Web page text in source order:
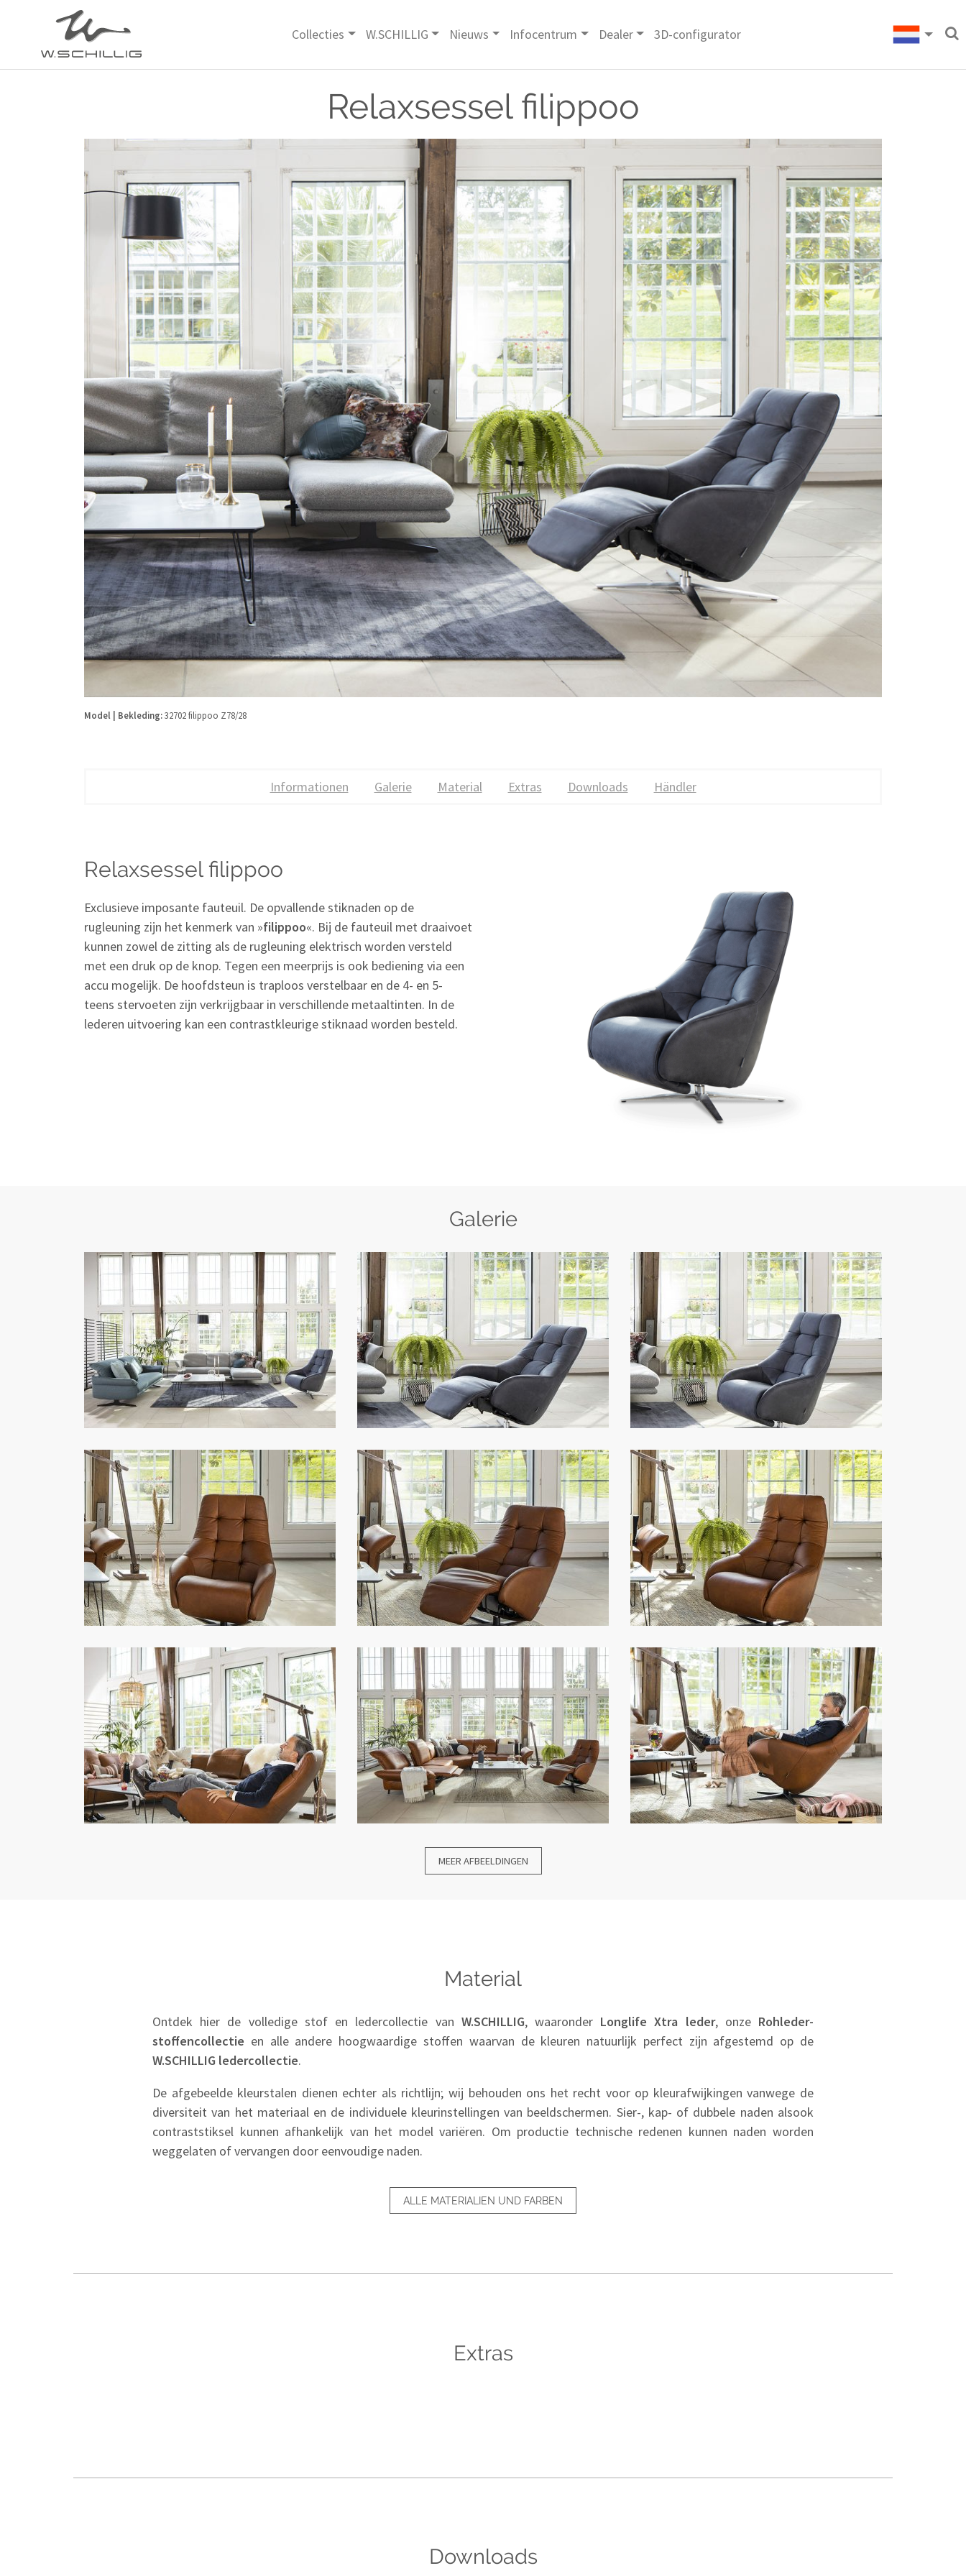
Collecties W.SCHILLIG Nieuws Infocentrum Dealer 3D-configurator
Relaxsessel filippoo
Model | Bekleding:32702 filippoo Z78/28
Informationen Galerie Material Extras Downloads Händler
Relaxsessel filippoo
Exclusieve imposante fauteuil. De opvallende stiknaden op de
rugleuning zijn het kenmerk van »filippoo«. Bij de fauteuil met draaivoet
kunnen zowel de zitting als de rugleuning elektrisch worden versteld
met een druk op de knop. Tegen een meerprijs is ook bediening via een
accu mogelijk. De hoofdsteun is traploos verstelbaar en de 4- en 5-
teens stervoeten zijn verkrijgbaar in verschillende metaaltinten. In de
lederen uitvoering kan een contrastkleurige stiknaad worden besteld.
Galerie
MEER AFBEELDINGEN
Material
Ontdek hier de volledige stof en ledercollectie van W.SCHILLIG, waaronder Longlife Xtra leder, onze Rohleder-
stoffencollectie en alle andere hoogwaardige stoffen waarvan de kleuren natuurlijk perfect zijn afgestemd op de
W.SCHILLIG ledercollectie.
De afgebeelde kleurstalen dienen echter als richtlijn; wij behouden ons het recht voor op kleurafwijkingen vanwege de
diversiteit van het materiaal en de individuele kleurinstellingen van beeldschermen. Sier-, kap- of dubbele naden alsook
contraststiksel kunnen afhankelijk van het model variëren. Om productie technische redenen kunnen naden worden
weggelaten of vervangen door eenvoudige naden.
ALLE MATERIALIEN UND FARBEN
Extras
Downloads